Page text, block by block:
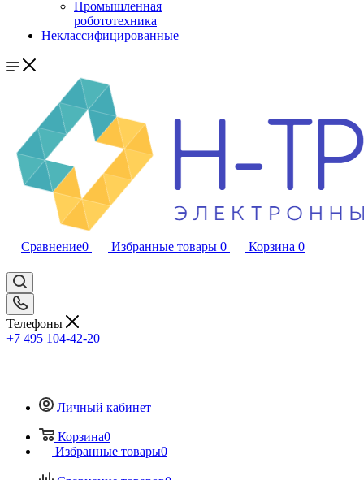
Промышленная
робототехника
Неклассифицированные
Сравнение0 Избранные товары 0 Корзина 0
Телефоны
+7 495 104-42-20
Личный кабинет
Корзина0
Избранные товары0